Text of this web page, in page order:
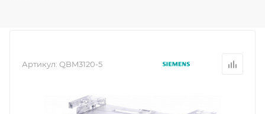
Артикул: QBM3120-5